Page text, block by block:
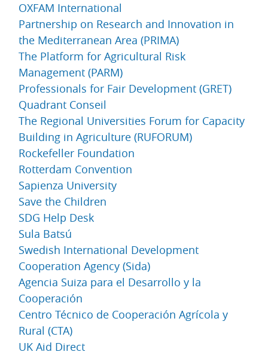
OXFAM International
Partnership on Research and Innovation in
the Mediterranean Area (PRIMA)
The Platform for Agricultural Risk
Management (PARM)
Professionals for Fair Development (GRET)
Quadrant Conseil
The Regional Universities Forum for Capacity
Building in Agriculture (RUFORUM)
Rockefeller Foundation
Rotterdam Convention
Sapienza University
Save the Children
SDG Help Desk
Sula Batsú
Swedish International Development
Cooperation Agency (Sida)
Agencia Suiza para el Desarrollo y la
Cooperación
Centro Técnico de Cooperación Agrícola y
Rural (CTA)
UK Aid Direct